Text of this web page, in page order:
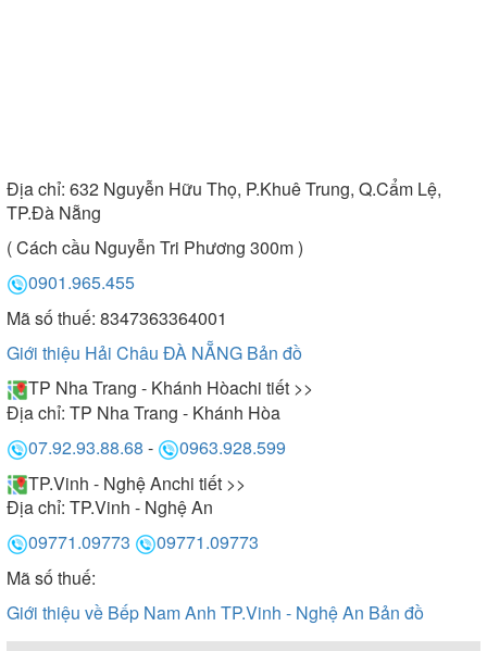
Địa chỉ: 632 Nguyễn Hữu Thọ, P.Khuê Trung, Q.Cẩm Lệ,
TP.Đà Nẵng
( Cách cầu Nguyễn Tri Phương 300m )
0901.965.455
Mã số thuế: 8347363364001
Giới thiệu Hải Châu ĐÀ NẴNG Bản đồ
TP Nha Trang - Khánh Hòachi tiết >>
Địa chỉ: TP Nha Trang - Khánh Hòa
07.92.93.88.68 -
0963.928.599
TP.Vinh - Nghệ Anchi tiết >>
Địa chỉ: TP.Vinh - Nghệ An
09771.09773
09771.09773
Mã số thuế:
Giới thiệu về Bếp Nam Anh TP.Vinh - Nghệ An Bản đồ